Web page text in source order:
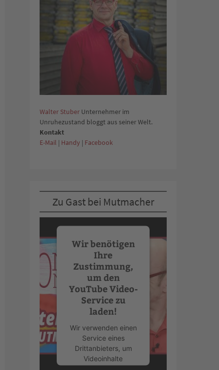
Walter Stuber Unternehmer im
Unruhezustand bloggt aus seiner Welt.
Kontakt
E-Mail | Handy | Facebook
Zu Gast bei Mutmacher
Wir benötigen
Ihre
Zustimmung,
um den
YouTube Video-
Service zu
laden!
Wir verwenden einen
Service eines
Drittanbieters, um
Videoinhalte